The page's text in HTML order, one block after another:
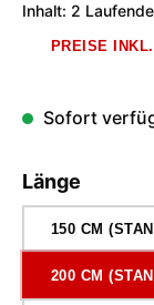
Inhalt: 2
PREISE
Sofort
Länge
150 CM
200 CM